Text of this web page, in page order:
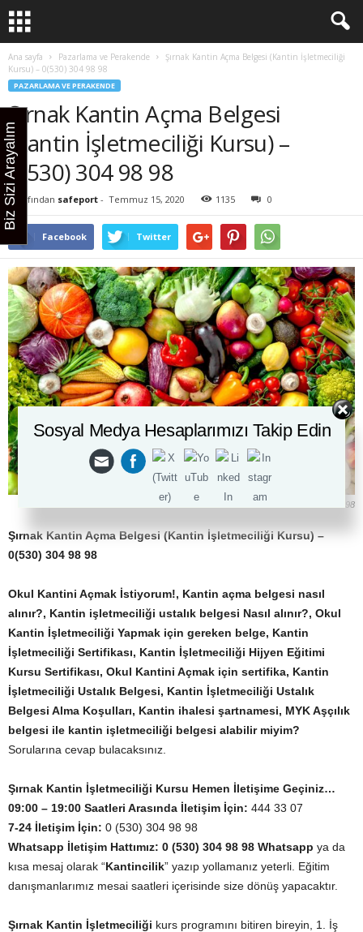
Ana sayfa Pazarlama ve Perakende
Şırnak Kantin Açma Belgesi (Kantin İşletmeciliği
Kursu) – 0(530) 304 98 98
PAZARLAMA VE PERAKENDE
Şırnak Kantin Açma Belgesi
(Kantin İşletmeciliği Kursu) –
0(530) 304 98 98
Tarafından safeport - Temmuz 15, 2020 1135 0
Facebook Twitter
Çorum Kantin Açma Belgesi (Kantin İşletmeciliği Kursu) – 0(530) 304 98 98
Şırnak Kantin Açma Belgesi (Kantin İşletmeciliği Kursu) –
0(530) 304 98 98
Okul Kantini Açmak İstiyorum!, Kantin açma belgesi nasıl
alınır?, Kantin işletmeciliği ustalık belgesi Nasıl alınır?, Okul
Kantin İşletmeciliği Yapmak için gereken belge, Kantin
İşletmeciliği Sertifikası, Kantin İşletmeciliği Hijyen Eğitimi
Kursu Sertifikası, Okul Kantini Açmak için sertifika, Kantin
İşletmeciliği Ustalık Belgesi, Kantin İşletmeciliği Ustalık
Belgesi Alma Koşulları, Kantin ihalesi şartnamesi, MYK Aşçılık
belgesi ile kantin işletmeciliği belgesi alabilir miyim?
Sorularına cevap bulacaksınız.
Şırnak Kantin İşletmeciliği Kursu Hemen İletişime Geçiniz…
09:00 – 19:00 Saatleri Arasında İletişim İçin: 444 33 07
7-24 İletişim İçin: 0 (530) 304 98 98
Whatsapp İletişim Hattımız: 0 (530) 304 98 98 Whatsapp ya da
kısa mesaj olarak “Kantincilik” yazıp yollamanız yeterli. Eğitim
danışmanlarımız mesai saatleri içerisinde size dönüş yapacaktır.
Şırnak Kantin İşletmeciliği kurs programını bitiren bireyin, 1. İş
Sosyal Medya Hesaplarımızı Takip Edin
Biz Sizi Arayalım